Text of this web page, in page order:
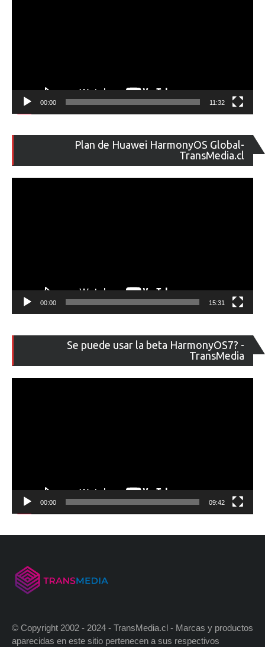
00:00 11:32
Plan de Huawei HarmonyOS Global-
TransMedia.cl
de
00:00 15:31
Se puede usar la beta HarmonyOS7? -
TransMedia
de
00:00 09:42
© Copyright 2002 - 2024 - TransMedia.cl - Marcas y productos
aparecidas en este sitio pertenecen a sus respectivos